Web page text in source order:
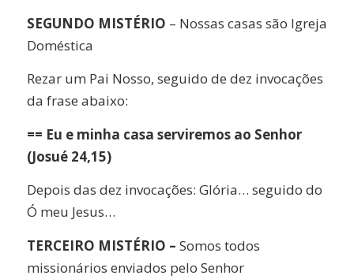
SEGUNDO MISTÉRIO – Nossas casas são Igreja
Doméstica
Rezar um Pai Nosso, seguido de dez invocações
da frase abaixo:
== Eu e minha casa serviremos ao Senhor
(Josué 24,15)
Depois das dez invocações: Glória… seguido do
Ó meu Jesus…
TERCEIRO MISTÉRIO – Somos todos
missionários enviados pelo Senhor